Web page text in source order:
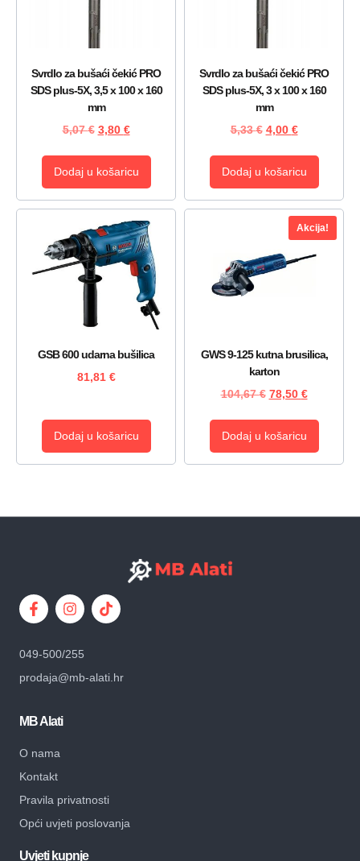
Svrdlo za bušaći čekić PRO
SDS plus-5X, 3,5 x 100 x 160
mm
5,07€ 3,80 €
Dodaj u košaricu
Svrdlo za bušaći čekić PRO
SDS plus-5X, 3 x 100 x 160
mm
5,33€ 4,00 €
Dodaj u košaricu
GSB 600 udarna bušilica
81,81 €
Dodaj u košaricu
Akcija!
GWS 9-125 kutna brusilica,
karton
104,67€ 78,50 €
Dodaj u košaricu
049-500/255
prodaja@mb-alati.hr
MB Alati
O nama
Kontakt
Pravila privatnosti
Opći uvjeti poslovanja
Uvjeti kupnje